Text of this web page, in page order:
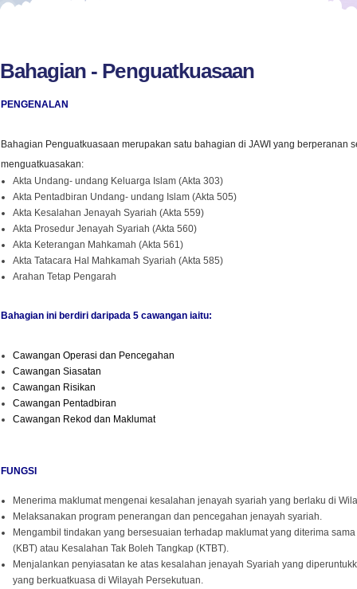
Bahagian - Penguatkuasaan
PENGENALAN
Bahagian Penguatkuasaan merupakan satu bahagian di JAWI yang berperanan
menguatkuasakan:
Akta Undang- undang Keluarga Islam (Akta 303)
Akta Pentadbiran Undang- undang Islam (Akta 505)
Akta Kesalahan Jenayah Syariah (Akta 559)
Akta Prosedur Jenayah Syariah (Akta 560)
Akta Keterangan Mahkamah (Akta 561)
Akta Tatacara Hal Mahkamah Syariah (Akta 585)
Arahan Tetap Pengarah
Bahagian ini berdiri daripada 5 cawangan iaitu:
Cawangan Operasi dan Pencegahan
Cawangan Siasatan
Cawangan Risikan
Cawangan Pentadbiran
Cawangan Rekod dan Maklumat
FUNGSI
Menerima maklumat mengenai kesalahan jenayah syariah yang berlaku di
Melaksanakan program penerangan dan pencegahan jenayah syariah.
Mengambil tindakan yang bersesuaian terhadap maklumat yang diterima
(KBT) atau Kesalahan Tak Boleh Tangkap (KTBT).
Menjalankan penyiasatan ke atas kesalahan jenayah Syariah yang
yang berkuatkuasa di Wilayah Persekutuan.